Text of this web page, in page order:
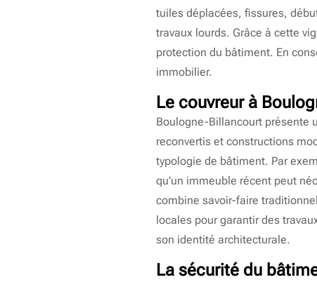
tuiles déplacées, fissures,
travaux lourds. Grâce à cette
protection du bâtiment. En
immobilier.
Le couvreur à
Boulogne-Billancourt présente
reconvertis et constructions
typologie de bâtiment. Par
qu’un immeuble récent peut
combine savoir-faire
locales pour garantir des
son identité architecturale.
La sécurité du